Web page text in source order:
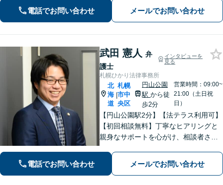
くりお伺いすること。お気軽にご相談
ください【初回40分無料相談】
電話でお問い合わせ メールでお問い合わせ
武田 憲人 弁
護士
インタビューを
見る
札幌ひかり法律事務所
北
海
道
|
札幌
市中
央区
円山公園
駅から徒
歩2分
営業時間：09:00~
21:00（土日祝
日）
【円山公園駅2分】【法テラス利用可】
【初回相談無料】丁寧なヒアリングと
親身なサポートを心がけ、相談者さま
す。離婚や労働、相続など幅広い分野
に対応しておりますので、ぜひご相談
電話でお問い合わせ メールでお問い合わせ